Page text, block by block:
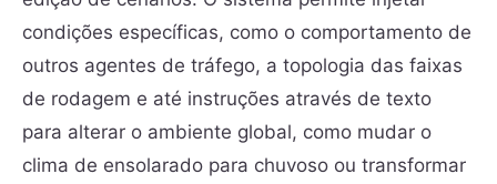
condições específicas, como o comportamento de
outros agentes de tráfego, a topologia das faixas
de rodagem e até instruções através de texto
para alterar o ambiente global, como mudar o
clima de ensolarado para chuvoso ou transformar